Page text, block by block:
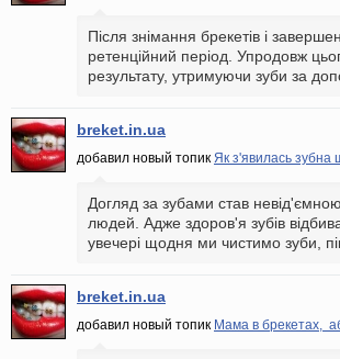
Після знімання брекетів і
ретенційний період. Упродовж
результату, утримуючи зуби за
breket.in.ua
добавил новый топик Як з'явилась зубна
Догляд за зубами став
людей. Адже здоров'я зубів
увечері щодня ми чистимо зуби,
breket.in.ua
добавил новый топик Мама в брекетах,